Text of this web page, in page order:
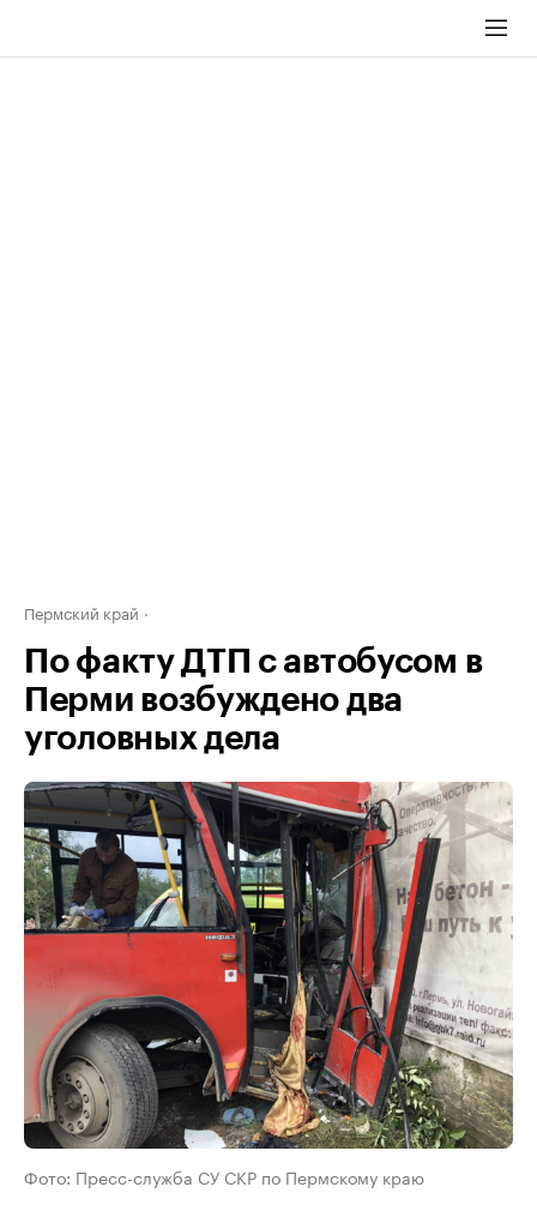
Пермский край
По факту ДТП с автобусом в
Перми возбуждено два
уголовных дела
Фото: Пресс-служба СУ СКР по Пермскому краю